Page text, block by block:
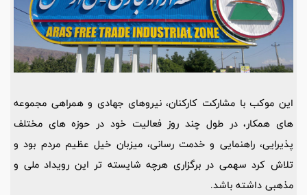
این موکب با مشارکت کارکنان، نیروهای جهادی و همراهی مجموعه‌
های همکار، در طول چند روز فعالیت خود در حوزه‌ های مختلف
پذیرایی، راهنمایی و خدمت‌ رسانی، میزبان خیل عظیم مردم بود و
تلاش کرد سهمی در برگزاری هرچه شایسته‌ تر این رویداد ملی و
مذهبی داشته باشد.